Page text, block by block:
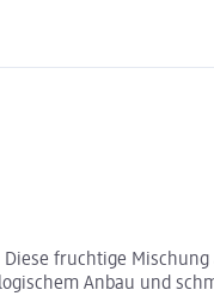
fruchtige
Anbau und